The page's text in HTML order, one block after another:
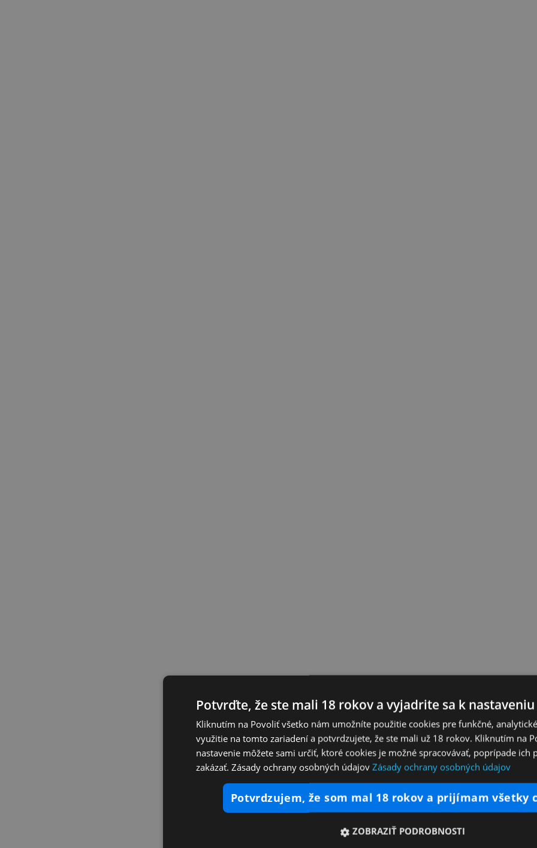
Potvrďte, že ste mali 18 rokov a vyjadrite sa k
Kliknutím na Povoliť všetko nám umožníte použitie cookies pre funkčné,
využitie na tomto zariadení a potvrdzujete, že ste mali už 18 rokov. Kliknutím na
nastavenie môžete sami určiť, ktoré cookies je možné spracovávať, poprípade ich
zakázať. Zásady ochrany osobných údajov Zásady ochrany osobných údajov
potvrdzujem, že som mal 18 rokov a prijímam všetky
ZOBRAZIŤ PODROBNOSTI